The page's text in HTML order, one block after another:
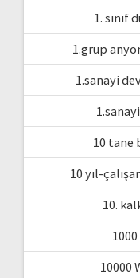
1. sınıf
1.grup
1.sanayi
10 tane
10 yıl-
10.
10000